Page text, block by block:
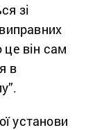
зі
він сам
в
установи